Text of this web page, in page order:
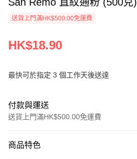
送貨上門滿HK$500.00免運費
HK$18.90
最快可於指定 3 個工作天後送達
付款與運送
送貨上門滿HK$500.00免運費
信用卡
商品特色